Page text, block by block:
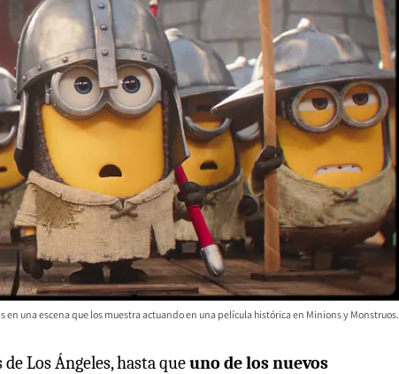
en una escena que los muestra actuando en una película histórica en Minions y Monstruos.
Los Ángeles, hasta queuno de los nuevos